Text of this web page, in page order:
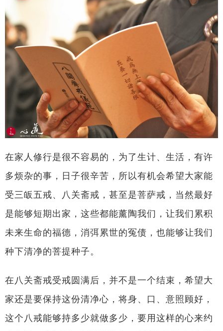
在家人修行是很不容易的，为了生计、生活，有许
多烦杂的事，日子很辛苦，所以有机会希望大家能
受三皈五戒、八关斋戒，甚至是菩萨戒，当然最好
是能够短期出家，这些都能薰陶我们，让我们累积
未来生命的福德，消弭累世的冤债，也能够让我们
种下清净的菩提种子。
在八关斋戒受戒圆满后，并不是一个结束，希望大
家还是要保持这份清净心，将身、口、意照顾好，
这个八戒能够持多少就做多少，要用这样的心来约